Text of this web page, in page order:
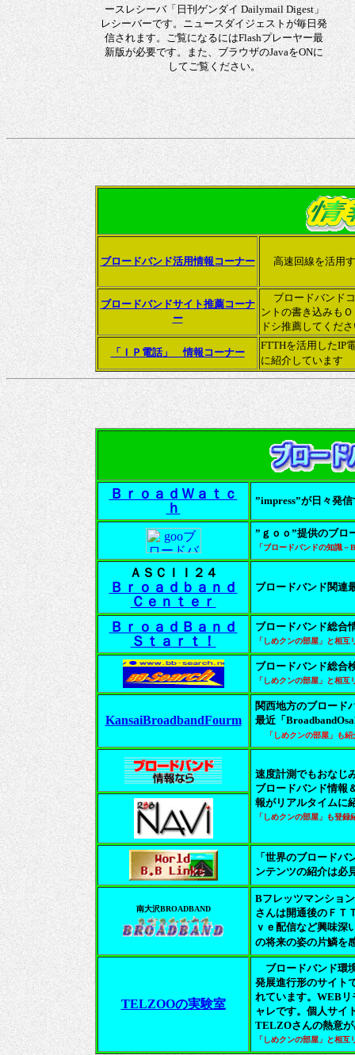
ースレシーバ「日刊ゲンダイ Dailymail Digest」
レシーバーです。ニュースダイジェストが毎日発
信されます。ご覧になるにはFlashプレーヤー最
新版が必要です。また、ブラウザのJavaをONに
してご覧ください。
ブロードバンド活用情報コーナー 高速回線を活
ブロードバンドサイト推薦コーナ
ー
ブロードバンド
ントの書き込みも
ドシ推薦してくだ
「ＩＰ電話」 情報コーナー
FTTHを活用したIP
に紹介しています
ＢｒｏａｄＷａｔｃ
ｈ
”impress”が日々発
”ｇｏｏ”提供のブロ
「ブロードバンドの知識
ＡＳＣＩＩ２４
Ｂｒｏａｄｂａｎｄ
Ｃｅｎｔｅｒ
ブロードバンド関連
ＢｒｏａｄＢａｎｄ
Ｓｔａｒｔ！
ブロードバンド総合
「しめクンの部屋」と相
ブロードバンド総合
「しめクンの部屋」と相
KansaiBroadbandFourm
関西地方のブロード
最近「
「しめクンの部屋」も
速度計測でもおなじ
ブロードバンド情報
報がリアルタイムに
「しめクンの部屋」も登
「世界のブロード
ンテンツの紹介は必
南大沢BROADBAND
Bフレッツマンショ
さんは開通後のＦＴ
ｖｅ配信など興味深
の将来の姿の片鱗を
TELZOOの実験室
ブロードバンド環
発展進行形のサイト
れています。WEBリ
ャレです。個人サイ
TELZOさんの熱意
「しめクンの部屋」と相